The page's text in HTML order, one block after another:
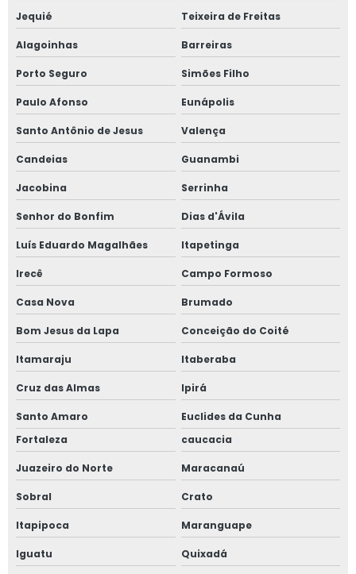
Valor de projeto de combate a incêndio
Valor treinamento nr 13
Válvula de alívio de pressão
Válvulas de segurança amônia
Jequié Teixeira de Freitas
Alagoinhas Barreiras
Porto Seguro Simões Filho
Paulo Afonso Eunápolis
Santo Antônio de Jesus Valença
Candeias Guanambi
Jacobina Serrinha
Senhor do Bonfim Dias d'Ávila
Luís Eduardo Magalhães Itapetinga
Irecê Campo Formoso
Casa Nova Brumado
Bom Jesus da Lapa Conceição do Coité
Itamaraju Itaberaba
Cruz das Almas Ipirá
Santo Amaro
Euclides da Cunha
Fortaleza
caucacia
Juazeiro do Norte Maracanaú
Sobral Crato
Itapipoca Maranguape
Iguatu Quixadá